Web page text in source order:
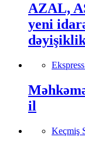
AZAL,
yeni
il
Keçmiş